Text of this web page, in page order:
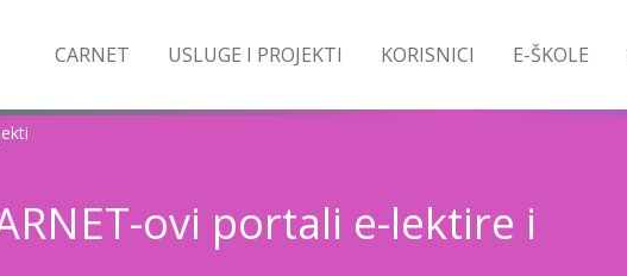
CARNET USLUGE I PROJEKTI KORISNICI E-ŠKOLE
ovi portali e-lektire i